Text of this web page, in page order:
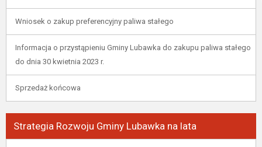
Wniosek o zakup preferencyjny paliwa stałego
Informacja o przystąpieniu Gminy Lubawka do zakupu paliwa stałego
do dnia 30 kwietnia 2023 r.
Sprzedaż końcowa
Strategia Rozwoju Gminy Lubawka na lata